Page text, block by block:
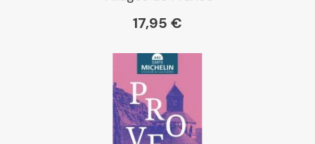
17,95 €